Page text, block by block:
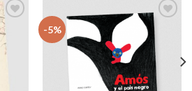
Añadir
a la
lista
de
-5%
Añadir
deseos